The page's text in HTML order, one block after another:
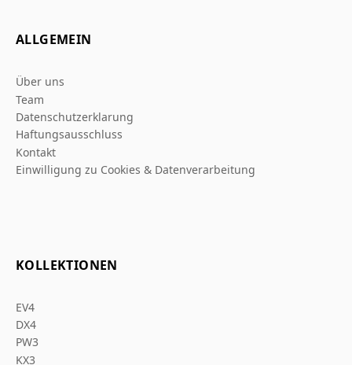
ALLGEMEIN
Über uns
Team
Datenschutzerklarung
Haftungsausschluss
Kontakt
Einwilligung zu Cookies & Datenverarbeitung
KOLLEKTIONEN
EV4
DX4
PW3
KX3